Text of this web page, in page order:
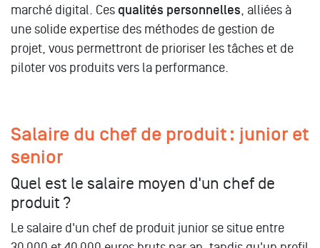
marché digital. Ces qualités personnelles, alliées à
une solide expertise des méthodes de gestion de
projet, vous permettront de prioriser les tâches et de
piloter vos produits vers la performance.
Salaire du chef de produit : junior et
senior
Quel est le salaire moyen d'un chef de
produit ?
Le salaire d'un chef de produit junior se situe entre